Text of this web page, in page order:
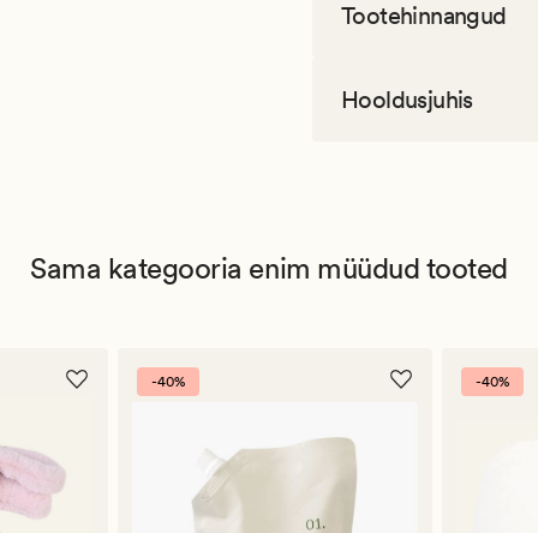
Tootehinnangud
Hooldusjuhis
Sama kategooria enim müüdud tooted
-40% -40%